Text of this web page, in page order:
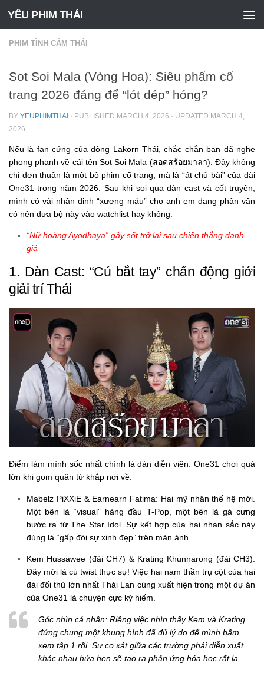
Skip to content
YÊU PHIM THÁI
PHIM TÌNH CẢM THÁI
Sot Soi Mala (Vòng Hoa): Siêu phẩm cổ
trang 2026 đáng để “lót dép” hóng?
BY YEUPHIMTHAI · PUBLISHED MARCH 4, 2026 · UPDATED MARCH 4,
2026
Nếu là fan cứng của dòng Lakorn Thái, chắc chắn bạn đã nghe
phong phanh về cái tên Sot Soi Mala (สอดสร้อยมาลา). Đây không
chỉ đơn thuần là một bộ phim cổ trang, mà là “át chủ bài” của đài
One31 trong năm 2026. Sau khi soi qua dàn cast và cốt truyện,
mình có vài nhận định “xương máu” cho anh em đang phân vân
có nên đưa bộ này vào watchlist hay không.
“Nữ hoàng Ayodhaya” gây sốt trở lại sau chiến thắng danh
giá
1. Dàn Cast: “Cú bắt tay” chấn động giới
giải trí Thái
Điểm làm mình sốc nhất chính là dàn diễn viên. One31 chơi quá
lớn khi gom quân từ khắp nơi về:
Mabelz PiXXiE & Earnearn Fatima: Hai mỹ nhân thế hệ mới.
Một bên là “visual” hàng đầu T-Pop, một bên là gà cưng
bước ra từ The Star Idol. Sự kết hợp của hai nhan sắc này
đúng là “gấp đôi sự xinh đẹp” trên màn ảnh.
Kem Hussawee (đài CH7) & Krating Khunnarong (đài CH3):
Đây mới là cú twist thực sự! Việc hai nam thần trụ cột của hai
đài đối thủ lớn nhất Thái Lan cùng xuất hiện trong một dự án
của One31 là chuyện cực kỳ hiếm.
Góc nhìn cá nhân: Riêng việc nhìn thấy Kem và Krating
đứng chung một khung hình đã đủ lý do để mình bấm
xem tập 1 rồi. Sự cọ xát giữa các trường phái diễn xuất
khác nhau hứa hẹn sẽ tạo ra phản ứng hóa học rất lạ.